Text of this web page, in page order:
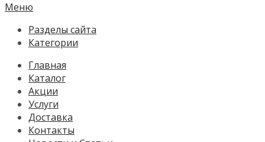
Меню
Разделы сайта
Категории
Главная
Каталог
Акции
Услуги
Доставка
Контакты